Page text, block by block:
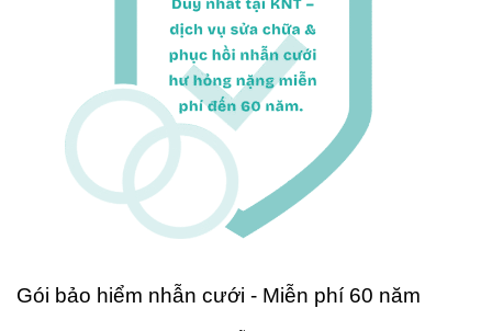
Gói bảo hiểm nhẫn cưới - Miễn phí 60 năm